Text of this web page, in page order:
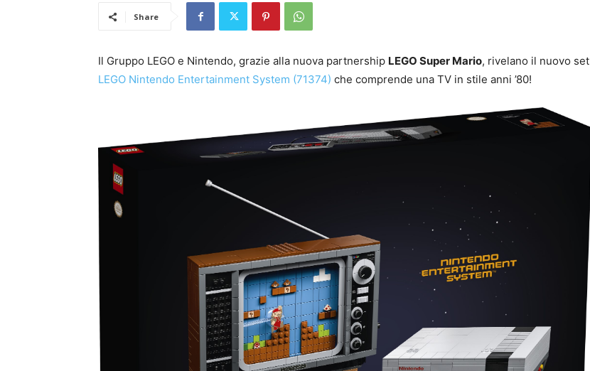
Share
Il Gruppo LEGO e Nintendo, grazie alla nuova partnership LEGO Super Mario, rivelano il nuovo set
LEGO Nintendo Entertainment System (71374) che comprende una TV in stile anni ’80!